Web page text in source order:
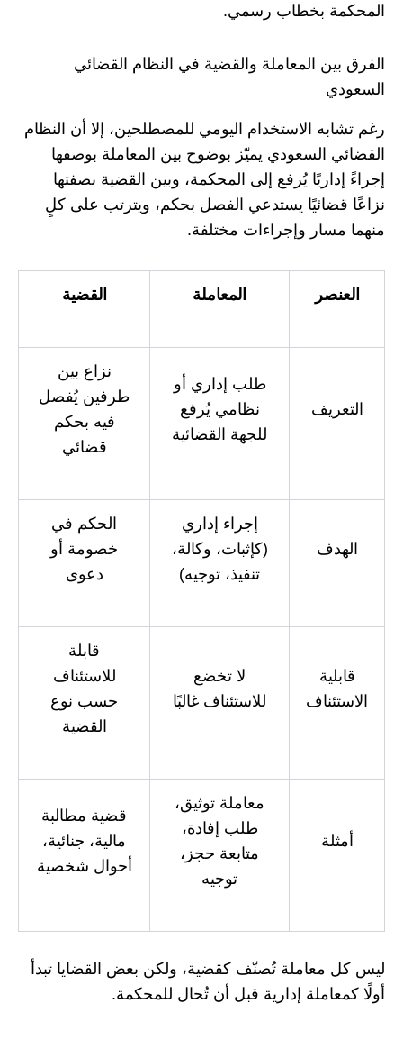
المحكمة بخطاب رسمي.
الفرق بين المعاملة والقضية في النظام القضائي
السعودي
رغم تشابه الاستخدام اليومي للمصطلحين، إلا أن النظام
القضائي السعودي يميّز بوضوح بين المعاملة بوصفها
إجراءً إداريًا يُرفع إلى المحكمة، وبين القضية بصفتها
نزاعًا قضائيًا يستدعي الفصل بحكم، ويترتب على كلٍ
منهما مسار وإجراءات مختلفة.
العنصر المعاملة القضية
التعريف
طلب إداري أو
نظامي يُرفع
للجهة القضائية
نزاع بين
طرفين يُفصل
فيه بحكم
قضائي
الهدف
إجراء إداري
(كإثبات، وكالة،
تنفيذ، توجيه)
الحكم في
خصومة أو
دعوى
قابلية
الاستئناف
لا تخضع
للاستئناف غالبًا
قابلة
للاستئناف
حسب نوع
القضية
أمثلة
معاملة توثيق،
طلب إفادة،
متابعة حجز،
توجيه
قضية مطالبة
مالية، جنائية،
أحوال شخصية
ليس كل معاملة تُصنّف كقضية، ولكن بعض القضايا تبدأ
أولًا كمعاملة إدارية قبل أن تُحال للمحكمة.